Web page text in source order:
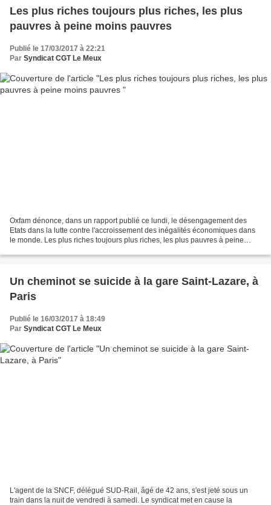
Les plus riches toujours plus riches, les plus
pauvres à peine moins pauvres
Publié le 17/03/2017 à 22:21
Par Syndicat CGT Le Meux
Oxfam dénonce, dans un rapport publié ce lundi, le désengagement des
Etats dans la lutte contre l'accroissement des inégalités économiques dans
le monde. Les plus riches toujours plus riches, les plus pauvres à peine
Un cheminot se suicide à la gare Saint-Lazare, à
Paris
Publié le 16/03/2017 à 18:49
Par Syndicat CGT Le Meux
L'agent de la SNCF, délégué SUD-Rail, âgé de 42 ans, s'est jeté sous un
train dans la nuit de vendredi à samedi. Le syndicat met en cause la